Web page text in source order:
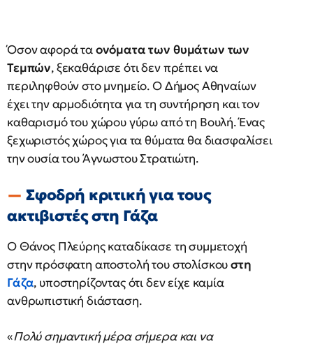
Όσον αφορά ταονόματα των θυμάτων των
Τεμπών, ξεκαθάρισε ότι δεν πρέπει να
περιληφθούν στο μνημείο. Ο Δήμος Αθηναίων
έχει την αρμοδιότητα για τη συντήρηση και τον
καθαρισμό του χώρου γύρω από τη Βουλή. Ένας
ξεχωριστός χώρος για τα θύματα θα διασφαλίσει
την ουσία του Άγνωστου Στρατιώτη.
Σφοδρή κριτική για τους
ακτιβιστές στη Γάζα
Ο Θάνος Πλεύρης καταδίκασε τη συμμετοχή
στην πρόσφατη αποστολή του στολίσκουστη
Γάζα, υποστηρίζοντας ότι δεν είχε καμία
ανθρωπιστική διάσταση.
«Πολύ σημαντική μέρα σήμερα και να